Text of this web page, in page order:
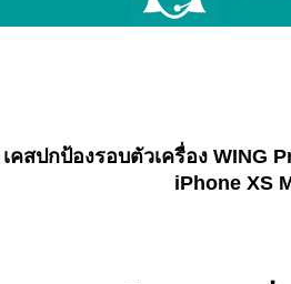
เคสปกป้องรอบตัวเครื่อง WING
iPhone XS